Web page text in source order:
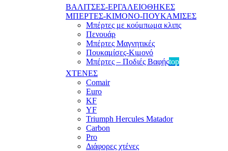
ΒΑΛΙΤΣΕΣ-ΕΡΓΑΛΕΙΟΘΗΚΕΣ
ΜΠΕΡΤΕΣ-ΚΙΜΟΝΟ-ΠΟΥΚΑΜΙΣΕΣ
Μπέρτες με κούμπωμα κλιπς
Πενουάρ
Μπέρτες Μαγνητικές
Πουκαμίσες-Κιμονό
Μπέρτες – Ποδιές Βαφήςtop
ΧΤΕΝΕΣ
Comair
Euro
KF
YF
Triumph Hercules Matador
Carbon
Pro
Διάφορες χτένες